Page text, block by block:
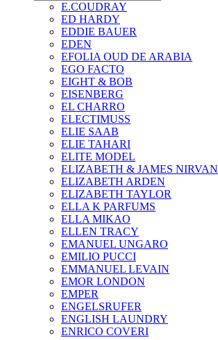
E.COUDRAY
ED HARDY
EDDIE BAUER
EDEN
EFOLIA OUD DE ARABIA
EGO FACTO
EIGHT & BOB
EISENBERG
EL CHARRO
ELECTIMUSS
ELIE SAAB
ELIE TAHARI
ELITE MODEL
ELIZABETH & JAMES
ELIZABETH ARDEN
ELIZABETH TAYLOR
ELLA K PARFUMS
ELLA MIKAO
ELLEN TRACY
EMANUEL UNGARO
EMILIO PUCCI
EMMANUEL LEVAIN
EMOR LONDON
EMPER
ENGELSRUFER
ENGLISH LAUNDRY
ENRICO COVERI